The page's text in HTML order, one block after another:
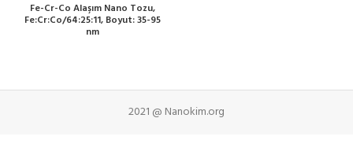
Fe-Cr-Co Alaşım Nano Tozu,
Fe:Cr:Co/64:25:11, Boyut: 35-95
nm
2021 @ Nanokim.org